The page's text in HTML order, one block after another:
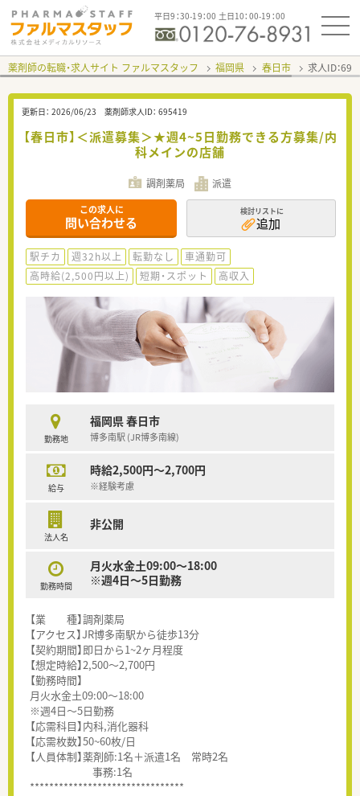
平日9：30-19：00 土日10：00-19：00
薬剤師の転職・求人サイト ファルマスタッフ 福岡県 春日市 求人ID：
更新日： 2026/06/23 薬剤師求人ID： 695419
【春日市】＜派遣募集＞★週4~5日勤務できる方募集/内
科メインの店舗
調剤薬局 派遣
この求人に
問い合わせる
検討リストに
追加
駅チカ 週32h以上 転勤なし
車通勤可
高時給(2,500円以上)
短期・スポット 高収入
勤務地
福岡県 春日市
博多南駅 (JR博多南線)
給与
時給2,500円～2,700円
※経験考慮
法人名
非公開
勤務時間
月火水金土09:00～18:00
※週4日～5日勤務
【業 種】調剤薬局
【アクセス】JR博多南駅から徒歩13分
【契約期間】即日から1~2ヶ月程度
【想定時給】2,500～2,700円
【勤務時間】
月火水金土09:00～18:00
※週4日～5日勤務
【応需科目】内科,消化器科
【応需枚数】50~60枚/日
【人員体制】薬剤師:1名＋派遣1名 常時2名
事務:1名
********************************